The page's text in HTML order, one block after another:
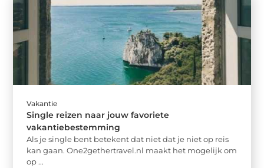
Vakantie
Single reizen naar jouw favoriete
vakantiebestemming
Als je single bent betekent dat niet dat je niet op reis
kan gaan. One2gethertravel.nl maakt het mogelijk om
op ...